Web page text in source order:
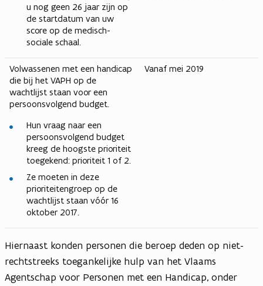
u nog geen 26 jaar zijn op
de startdatum van uw
score op de medisch-
sociale schaal.
Volwassenen met een handicap
die bij het VAPH op de
wachtlijst staan voor een
persoonsvolgend budget.
Hun vraag naar een
persoonsvolgend budget
kreeg de hoogste prioriteit
toegekend: prioriteit 1 of 2.
Ze moeten in deze
prioriteitengroep op de
wachtlijst staan vóór 16
oktober 2017.
Vanaf mei 2019
Hiernaast konden personen die beroep deden op niet-
rechtstreeks toegankelijke hulp van het Vlaams
Agentschap voor Personen met een Handicap, onder